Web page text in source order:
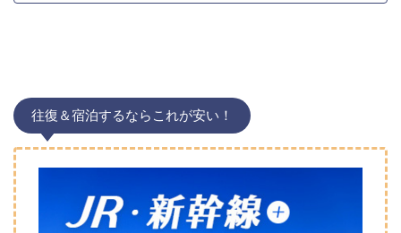
往復＆宿泊するならこれが安い！